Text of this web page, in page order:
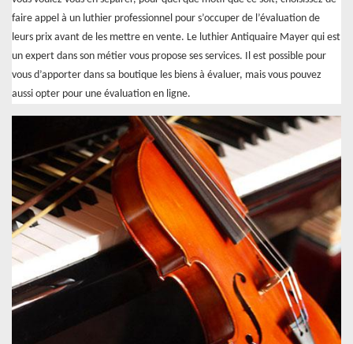
faire appel à un luthier professionnel pour s’occuper de l’évaluation de
leurs prix avant de les mettre en vente. Le luthier Antiquaire Mayer qui est
un expert dans son métier vous propose ses services. Il est possible pour
vous d’apporter dans sa boutique les biens à évaluer, mais vous pouvez
aussi opter pour une évaluation en ligne.